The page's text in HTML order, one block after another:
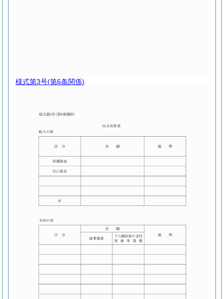
様式第3号(第6条関係)